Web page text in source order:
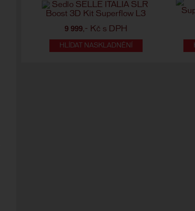
9 999,- Kč s DPH
HLÍDAT NASKLADNĚNÍ